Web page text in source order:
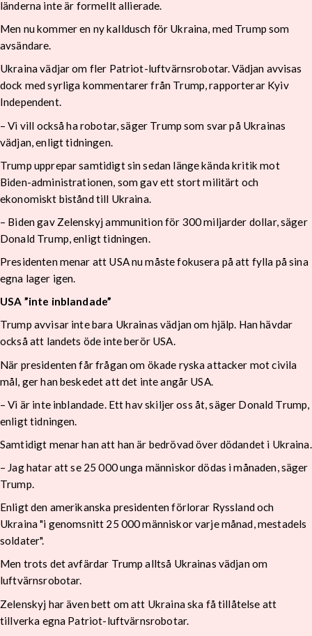
länderna inte är formellt allierade.
Men nu kommer en ny kalldusch för Ukraina, med Trump som
avsändare.
Ukraina vädjar om fler Patriot-luftvärnsrobotar. Vädjan avvisas
dock med syrliga kommentarer från Trump, rapporterar Kyiv
Independent.
– Vi vill också ha robotar, säger Trump som svar på Ukrainas
vädjan, enligt tidningen.
Trump upprepar samtidigt sin sedan länge kända kritik mot
Biden-administrationen, som gav ett stort militärt och
ekonomiskt bistånd till Ukraina.
– Biden gav Zelenskyj ammunition för 300 miljarder dollar, säger
Donald Trump, enligt tidningen.
Presidenten menar att USA nu måste fokusera på att fylla på sina
egna lager igen.
USA ”inte inblandade”
Trump avvisar inte bara Ukrainas vädjan om hjälp. Han hävdar
också att landets öde inte berör USA.
När presidenten får frågan om ökade ryska attacker mot civila
mål, ger han beskedet att det inte angår USA.
– Vi är inte inblandade. Ett hav skiljer oss åt, säger Donald Trump,
enligt tidningen.
Samtidigt menar han att han är bedrövad över dödandet i Ukraina.
– Jag hatar att se 25 000 unga människor dödas i månaden, säger
Trump.
Enligt den amerikanska presidenten förlorar Ryssland och
Ukraina "i genomsnitt 25 000 människor varje månad, mestadels
soldater".
Men trots det avfärdar Trump alltså Ukrainas vädjan om
luftvärnsrobotar.
Zelenskyj har även bett om att Ukraina ska få tillåtelse att
tillverka egna Patriot-luftvärnsrobotar.